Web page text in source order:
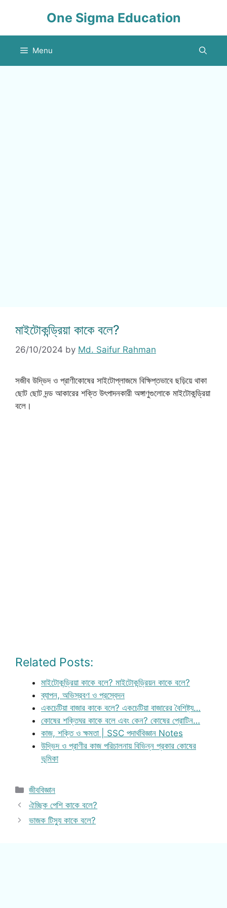
One Sigma Education
Menu
মাইটোকন্ড্রিয়া কাকে বলে?
26/10/2024 by Md. Saifur Rahman
সজীব উদ্ভিদ ও প্রাণীকোষের সাইটোপ্লাজমে বিক্ষিপ্তভাবে ছড়িয়ে থাকা
ছোট ছোট দন্ড আকারের শক্তি উৎপাদনকারী অঙ্গাণুগুলোকে মাইটোকন্ড্রিয়া
বলে।
Related Posts:
মাইটোকন্ড্রিয়া কাকে বলে? মাইটোকন্ড্রিয়ন কাকে বলে?
ব্যাপন, অভিস্রবণ ও প্রস্বেদন
একচেটিয়া বাজার কাকে বলে? একচেটিয়া বাজারের বৈশিষ্ট্য…
কোষের শক্তিঘর কাকে বলে এবং কেন? কোষের প্রোটিন…
কাজ, শক্তি ও ক্ষমতা | SSC পদার্থবিজ্ঞান Notes
উদ্ভিদ ও প্রাণীর কাজ পরিচালনায় বিভিন্ন প্রকার কোষের
ভূমিকা
Categories
জীববিজ্ঞান
ঐচ্ছিক পেশি কাকে বলে?
ভাজক টিস্যু কাকে বলে?